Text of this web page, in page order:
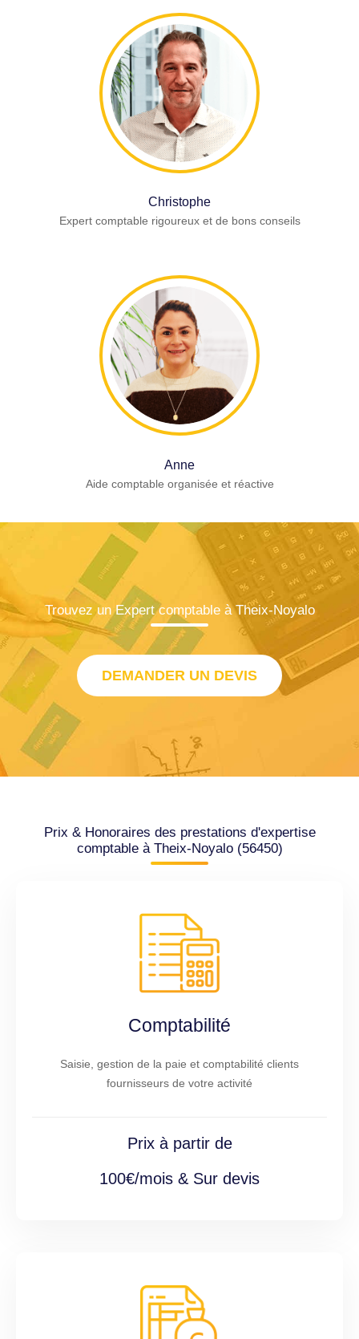
Christophe
Expert comptable rigoureux et de bons conseils
Anne
Aide comptable organisée et réactive
Trouvez un Expert comptable à Theix-Noyalo
DEMANDER UN DEVIS
Prix & Honoraires des prestations d'expertise
comptable à Theix-Noyalo (56450)
Comptabilité
Saisie, gestion de la paie et comptabilité clients
fournisseurs de votre activité
Prix à partir de
100€/mois & Sur devis